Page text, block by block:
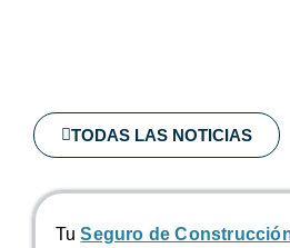
TODAS LAS NOTICIAS
Tu Seguro de